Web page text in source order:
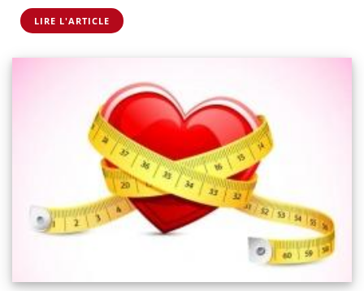
LIRE L'ARTICLE